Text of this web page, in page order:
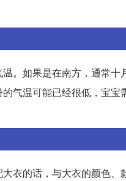
。如果是在南方，通常十
气温可能已经很低，宝
衣的话，与大衣的颜色、